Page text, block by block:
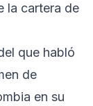
la cartera de
que habló
de
en su